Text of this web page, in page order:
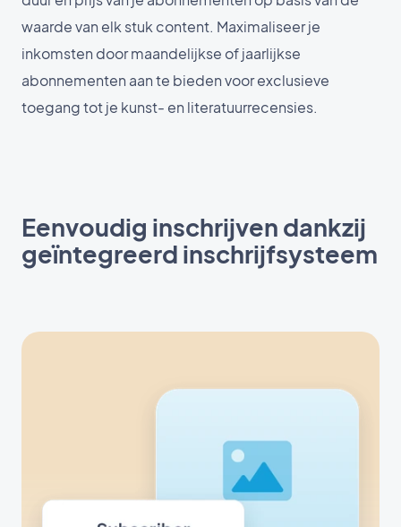
waarde van elk stuk content. Maximaliseer je
inkomsten door maandelijkse of jaarlijkse
abonnementen aan te bieden voor exclusieve
toegang tot je kunst- en literatuurrecensies.
Eenvoudig inschrijven dankzij
geïntegreerd inschrijfsysteem